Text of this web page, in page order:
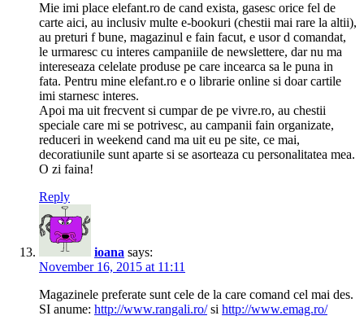
Mie imi place elefant.ro de cand exista, gasesc orice fel de
carte aici, au inclusiv multe e-bookuri (chestii mai rare la altii),
au preturi f bune, magazinul e fain facut, e usor d comandat,
le urmaresc cu interes campaniile de newslettere, dar nu ma
intereseaza celelate produse pe care incearca sa le puna in
fata. Pentru mine elefant.ro e o librarie online si doar cartile
imi starnesc interes.
Apoi ma uit frecvent si cumpar de pe vivre.ro, au chestii
speciale care mi se potrivesc, au campanii fain organizate,
reduceri in weekend cand ma uit eu pe site, ce mai,
decoratiunile sunt aparte si se asorteaza cu personalitatea mea.
O zi faina!
Reply
ioana says:
November 16, 2015 at 11:11
Magazinele preferate sunt cele de la care comand cel mai des.
SI anume: http://www.rangali.ro/si http://www.emag.ro/